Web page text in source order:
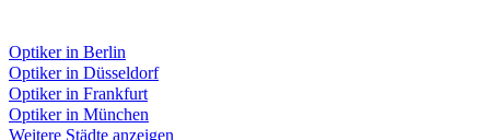
Optiker in Berlin
Optiker in Düsseldorf
Optiker in Frankfurt
Optiker in München
Weitere Städte anzeigen